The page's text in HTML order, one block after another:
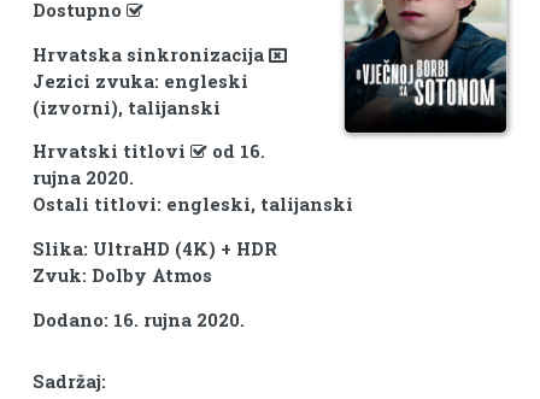
Dostupno
Hrvatska sinkronizacija
Jezici zvuka: engleski
(izvorni), talijanski
Hrvatski titlovi
od 16.
rujna 2020.
Ostali titlovi: engleski, talijanski
Slika: UltraHD (4K) + HDR
Zvuk: Dolby Atmos
Dodano: 16. rujna 2020.
Sadržaj: